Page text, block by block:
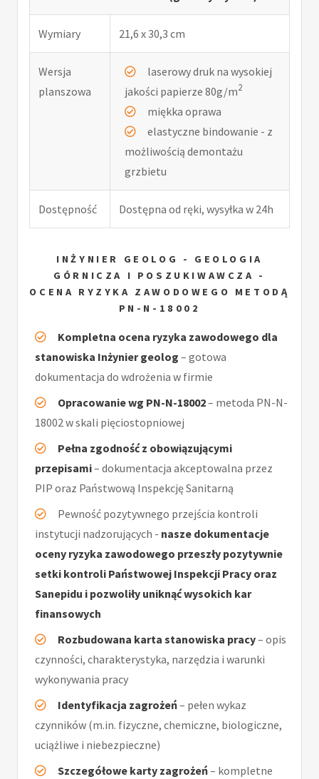
Wymiary 21,6 x 30,3 cm
Wersja
planszowa
laserowy druk na wysokiej
jakości papierze 80g/m2
miękka oprawa
elastyczne bindowanie - z
możliwością demontażu
grzbietu
Dostępność Dostępna od ręki, wysyłka w 24h
INŻYNIER GEOLOG - GEOLOGIA
GÓRNICZA I POSZUKIWAWCZA -
OCENA RYZYKA ZAWODOWEGO METODĄ
PN-N-18002
Kompletna ocena ryzyka zawodowego dla
stanowiska Inżynier geolog – gotowa
dokumentacja do wdrożenia w firmie
Opracowanie wg PN-N-18002– metoda PN-N-
18002 w skali pięciostopniowej
Pełna zgodność z obowiązującymi
przepisami– dokumentacja akceptowalna przez
PIP oraz Państwową Inspekcję Sanitarną
Pewność pozytywnego przejścia kontroli
instytucji nadzorujących - nasze dokumentacje
oceny ryzyka zawodowego przeszły pozytywnie
setki kontroli Państwowej Inspekcji Pracy oraz
Sanepidu i pozwoliły uniknąć wysokich kar
finansowych
Rozbudowana karta stanowiska pracy– opis
czynności, charakterystyka, narzędzia i warunki
wykonywania pracy
Identyfikacja zagrożeń– pełen wykaz
czynników (m.in. fizyczne, chemiczne, biologiczne,
uciążliwe i niebezpieczne)
Szczegółowe karty zagrożeń– kompletne